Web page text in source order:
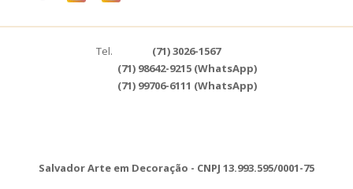
Tel.
(71) 3026-1567
(71) 98642-9215 (WhatsApp)
(71) 99706-6111 (WhatsApp)
Salvador Arte em Decoração - CNPJ 13.993.595/0001-75